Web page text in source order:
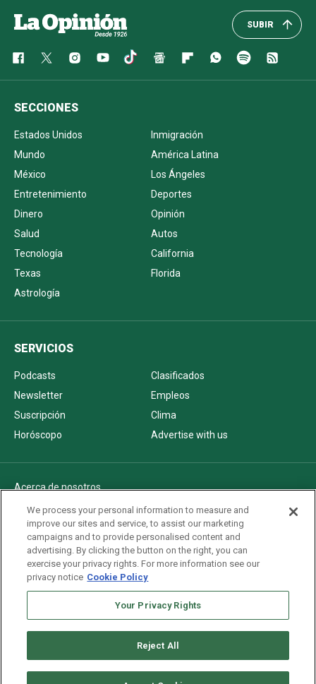
SUBIR
SECCIONES
Estados Unidos
Inmigración
Mundo
América Latina
México
Los Ángeles
Entretenimiento
Deportes
Dinero
Opinión
Salud
Autos
Tecnología
California
Texas
Florida
Astrología
SERVICIOS
Podcasts
Clasificados
Newsletter
Empleos
Suscripción
Clima
Horóscopo
Advertise with us
Acerca de nosotros
Politica de privacidad
Pautas Editoriales
AdChoices
Advertise with us
Newsletters
We process your personal information to measure and
improve our sites and service, to assist our marketing
campaigns and to provide personalised content and
advertising. By clicking the button on the right, you can
exercise your privacy rights. For more information see our
privacy notice Cookie Policy
Your Privacy Rights
Reject All